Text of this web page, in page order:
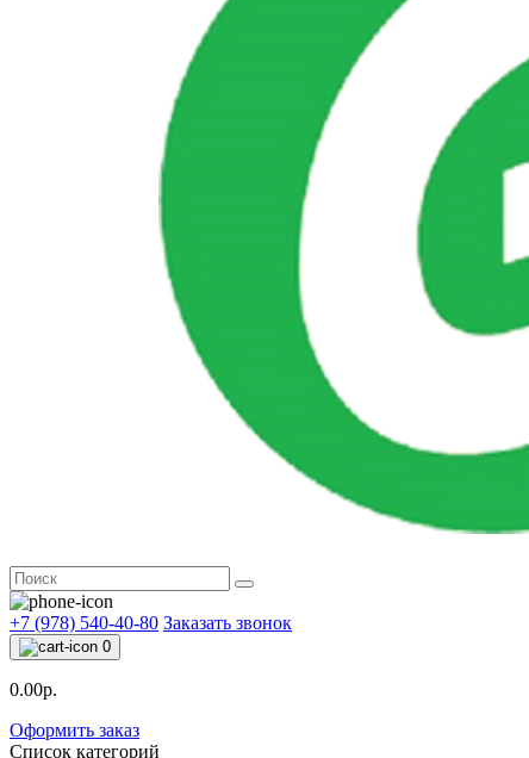
+7 (978) 540-40-80 Заказать звонок
0
0.00р.
Оформить заказ
Список категорий